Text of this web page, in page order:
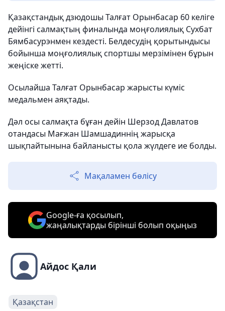
Қазақстандық дзюдошы Талғат Орынбасар 60 келіге
дейінгі салмақтың финалында моңғолиялық Сухбат
Бямбасурэнмен кездесті. Белдесудің қорытындысы
бойынша моңғолиялық спортшы мерзімінен бұрын
жеңіске жетті.
Осылайша Талғат Орынбасар жарысты күміс
медальмен аяқтады.
Дәл осы салмақта бұған дейін Шерзод Давлатов
отандасы Мағжан Шамшадиннің жарысқа
шықпайтынына байланысты қола жүлдеге ие болды.
Мақаламен бөлісу
Google-ға қосылып,
жаңалықтарды бірінші болып оқыңыз
Айдос Қали
Қазақстан